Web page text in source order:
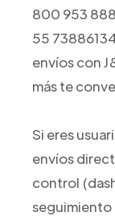
800 953
55
envíos con
más te
Si eres
envíos
control